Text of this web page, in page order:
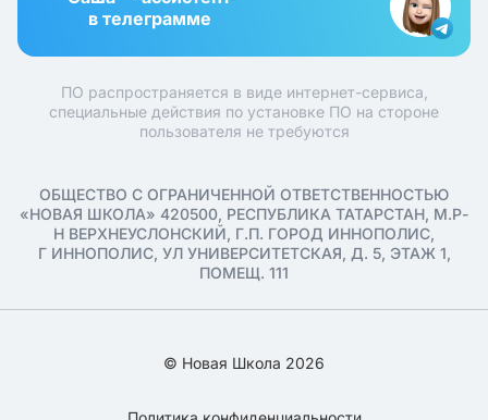
в телеграмме
ПО распространяется в виде интернет-сервиса,
специальные действия по установке ПО на стороне
пользователя не требуются
ОБЩЕСТВО С ОГРАНИЧЕННОЙ ОТВЕТСТВЕННОСТЬЮ
«НОВАЯ ШКОЛА» 420500, РЕСПУБЛИКА ТАТАРСТАН, М.Р-
Н ВЕРХНЕУСЛОНСКИЙ, Г.П. ГОРОД ИННОПОЛИС,
Г ИННОПОЛИС, УЛ УНИВЕРСИТЕТСКАЯ, Д. 5, ЭТАЖ 1,
ПОМЕЩ. 111
© Новая Школа 2026